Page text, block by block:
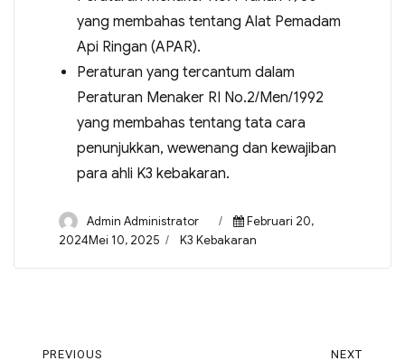
yang membahas tentang Alat Pemadam
Api Ringan (APAR).
Peraturan yang tercantum dalam
Peraturan Menaker RI No.2/Men/1992
yang membahas tentang tata cara
penunjukkan, wewenang dan kewajiban
para ahli K3 kebakaran.
Admin Administrator
Februari 20,
2024Mei 10, 2025
K3 Kebakaran
PREVIOUS NEXT